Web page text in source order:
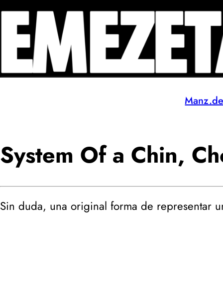
System Of a Chin,
Sin duda, una original forma de representar